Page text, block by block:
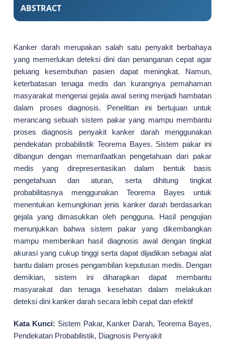
ABSTRACT
Kanker darah merupakan salah satu penyakit berbahaya
yang memerlukan deteksi dini dan penanganan cepat agar
peluang kesembuhan pasien dapat meningkat. Namun,
keterbatasan tenaga medis dan kurangnya pemahaman
masyarakat mengenai gejala awal sering menjadi hambatan
dalam proses diagnosis. Penelitian ini bertujuan untuk
merancang sebuah sistem pakar yang mampu membantu
proses diagnosis penyakit kanker darah menggunakan
pendekatan probabilistik Teorema Bayes. Sistem pakar ini
dibangun dengan memanfaatkan pengetahuan dari pakar
medis yang direpresentasikan dalam bentuk basis
pengetahuan dan aturan, serta dihitung tingkat
probabilitasnya menggunakan Teorema Bayes untuk
menentukan kemungkinan jenis kanker darah berdasarkan
gejala yang dimasukkan oleh pengguna. Hasil pengujian
menunjukkan bahwa sistem pakar yang dikembangkan
mampu memberikan hasil diagnosis awal dengan tingkat
akurasi yang cukup tinggi serta dapat dijadikan sebagai alat
bantu dalam proses pengambilan keputusan medis. Dengan
demikian, sistem ini diharapkan dapat membantu
masyarakat dan tenaga kesehatan dalam melakukan
deteksi dini kanker darah secara lebih cepat dan efektif
Kata Kunci: Sistem Pakar, Kanker Darah, Teorema Bayes,
Pendekatan Probabilistik, Diagnosis Penyakit